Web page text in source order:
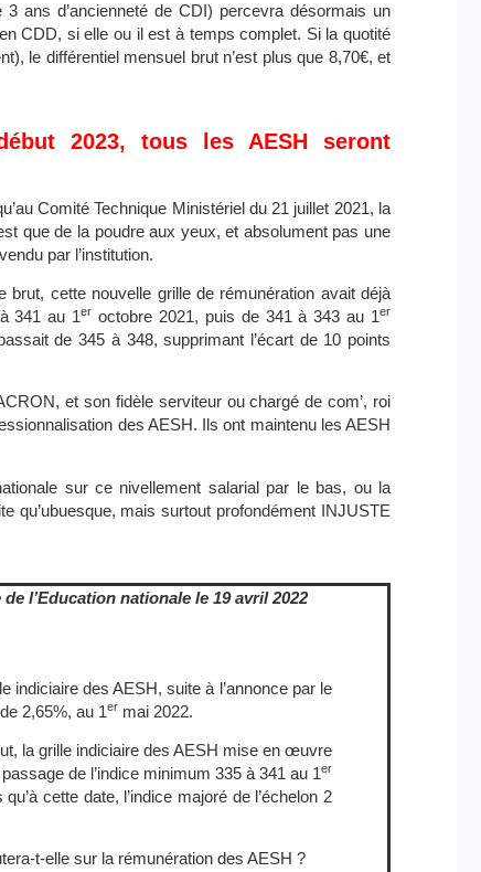
ans d’ancienneté de CDI) percevra désormais un
CDD, si elle ou il est à temps complet. Si la quotité
le différentiel mensuel brut n’est plus que 8,70€, et
2023, tous les AESH seront
Comité Technique Ministériel du 21 juillet 2021, la
que de la poudre aux yeux, et absolument pas une
par l’institution.
brut, cette nouvelle grille de rémunération avait déjà
341 au 1er octobre 2021, puis de 341 à 343 au 1er
de 345 à 348, supprimant l’écart de 10 points
et son fidèle serviteur ou chargé de com’, roi
des AESH. Ils ont maintenu les AESH
sur ce nivellement salarial par le bas, ou la
qu’ubuesque, mais surtout profondément INJUSTE
l’Education nationale le 19 avril 2022
indiciaire des AESH, suite à l’annonce par le
2,65%, au 1er mai 2022.
la grille indiciaire des AESH mise en œuvre
de l’indice minimum 335 à 341 au 1er
cette date, l’indice majoré de l’échelon 2
t-elle sur la rémunération des AESH ?